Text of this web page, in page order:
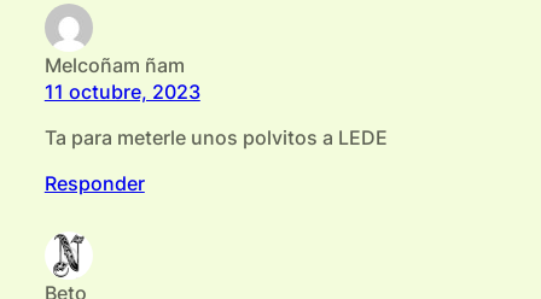
Melcoñam ñam
11 octubre, 2023
Ta para meterle unos polvitos a LEDE
Responder
Beto